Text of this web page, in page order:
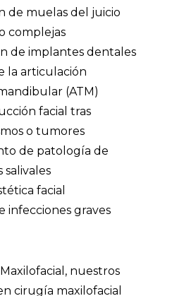
de muelas del juicio
complejas
de implantes dentales
la articulación
(ATM)
facial tras
o tumores
de patología de
facial
infecciones graves
nuestros
cirugía maxilofacial